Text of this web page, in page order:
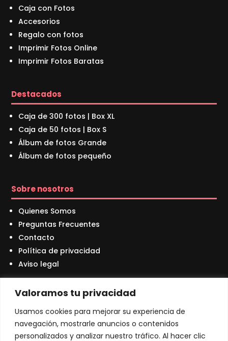
Valoramos tu privacidad
Usamos cookies para mejorar su experiencia de
navegación, mostrarle anuncios o contenidos
personalizados y analizar nuestro tráfico. Al hacer clic
Caja con Fotos
Accesorios
Regalo con fotos
Imprimir Fotos Online
Imprimir Fotos Baratas
Destacados
Caja de 300 fotos | Box XL
Caja de 50 fotos | Box S
Álbum de fotos Grande
Álbum de fotos pequeño
Sobre nosotros
Quienes Somos
Preguntas Frecuentes
Contacto
Política de privacidad
Aviso legal

+34 931 59 50 85